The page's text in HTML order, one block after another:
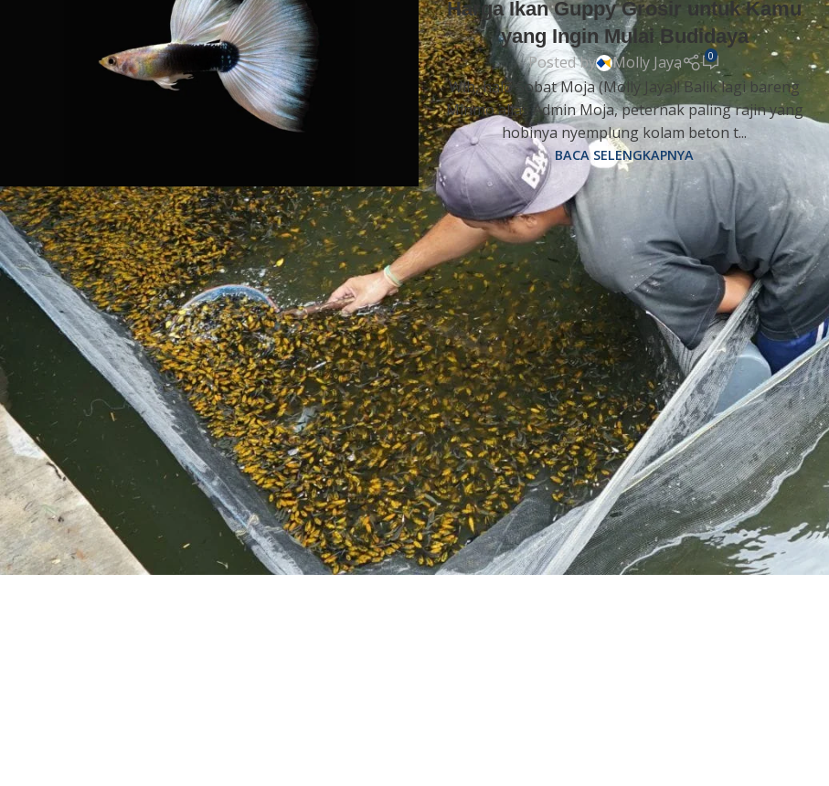
Harga Ikan Guppy Grosir untuk Kamu
yang Ingin Mulai Budidaya
Posted by Molly Jaya 0
Wih, halo Sobat Moja (Molly Jaya)! Balik lagi bareng
Minmo alias Admin Moja, peternak paling rajin yang
hobinya nyemplung kolam beton t...
BACA SELENGKAPNYA